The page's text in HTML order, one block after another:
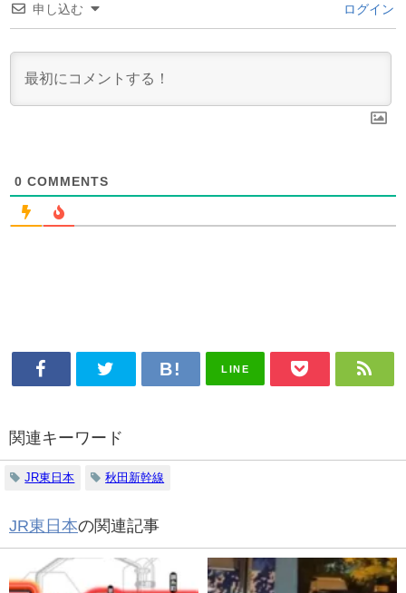
申し込む ログイン
0 COMMENTS
LINE
関連キーワード
JR東日本 秋田新幹線
JR東日本の関連記事